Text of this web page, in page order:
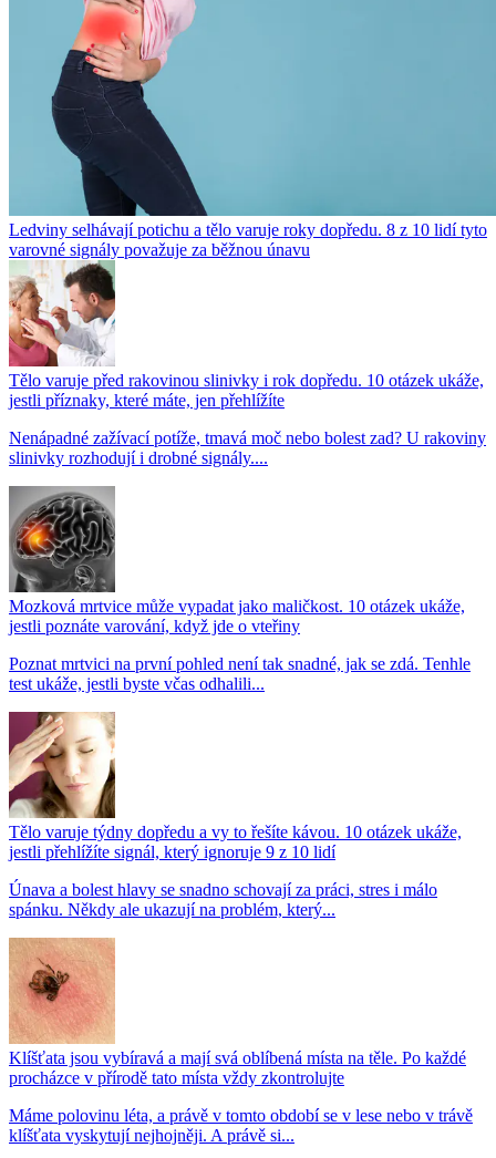
Ledviny selhávají potichu a tělo varuje roky dopředu. 8 z 10 lidí tyto
varovné signály považuje za běžnou únavu
Tělo varuje před rakovinou slinivky i rok dopředu. 10 otázek ukáže,
jestli příznaky, které máte, jen přehlížíte
Nenápadné zažívací potíže, tmavá moč nebo bolest zad? U rakoviny
slinivky rozhodují i drobné signály....
Mozková mrtvice může vypadat jako maličkost. 10 otázek ukáže,
jestli poznáte varování, když jde o vteřiny
Poznat mrtvici na první pohled není tak snadné, jak se zdá. Tenhle
test ukáže, jestli byste včas odhalili...
Tělo varuje týdny dopředu a vy to řešíte kávou. 10 otázek ukáže,
jestli přehlížíte signál, který ignoruje 9 z 10 lidí
Únava a bolest hlavy se snadno schovají za práci, stres i málo
spánku. Někdy ale ukazují na problém, který...
Klíšťata jsou vybíravá a mají svá oblíbená místa na těle. Po každé
procházce v přírodě tato místa vždy zkontrolujte
Máme polovinu léta, a právě v tomto období se v lese nebo v trávě
klíšťata vyskytují nejhojněji. A právě si...